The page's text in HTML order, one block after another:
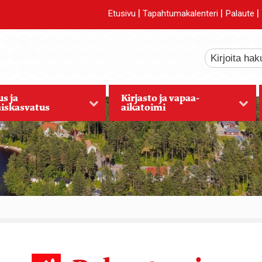
Etusivu | Tapahtumakalenteri | Palaute |
ja Kirjasto ja vapaa-
aikatoimi